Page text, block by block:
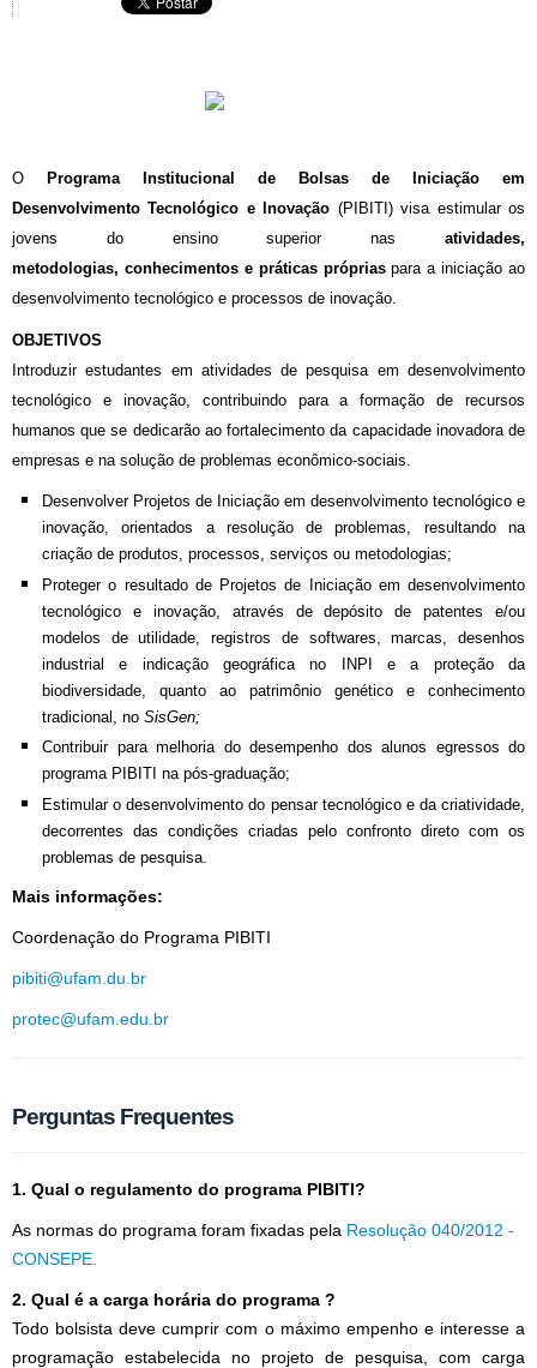
O
Programa Institucional de Bolsas de Iniciação em
Desenvolvimento Tecnológico e Inovação (PIBITI) visa estimular os
jovens do ensino superior nas atividades,
metodologias, conhecimentos e práticas própriaspara a iniciação ao
desenvolvimento tecnológico e processos de inovação.
OBJETIVOS
Introduzir estudantes em atividades de pesquisa em desenvolvimento
tecnológico e inovação, contribuindo para a formação de recursos
humanos que se dedicarão ao fortalecimento da capacidade inovadora de
empresas e na solução de problemas econômico-sociais.
Desenvolver Projetos de Iniciação em desenvolvimento tecnológico e
inovação, orientados a resolução de problemas, resultando na
criação de produtos, processos, serviços ou metodologias;
Proteger o resultado de Projetos de Iniciação em desenvolvimento
tecnológico e inovação, através de depósito de patentes e/ou
modelos de utilidade, registros de softwares, marcas, desenhos
industrial e indicação geográfica no INPIe a proteção da
biodiversidade, quanto ao patrimônio genético e conhecimento
tradicional, no SisGen;
Contribuir para melhoria do desempenho dos alunos egressos do
programa PIBITI na pós-graduação;
Estimular o desenvolvimento do pensar tecnológico e da criatividade,
decorrentes das condições criadas pelo confronto direto com os
problemas de pesquisa.
Mais informações:
Coordenação do Programa PIBITI
pibiti@ufam.du.br
protec@ufam.edu.br
Perguntas Frequentes
1. Qual o regulamento do programa PIBITI?
As normas do programa foram fixadas pela Resolução 040/2012 -
CONSEPE.
2. Qual é a carga horária do programa ?
Todo bolsista deve cumprir com o máximo empenho e interesse a
programação estabelecida no projeto de pesquisa, com carga